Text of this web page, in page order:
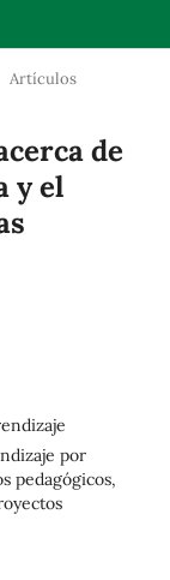
Artículos
de
y el
por
pedagógicos,